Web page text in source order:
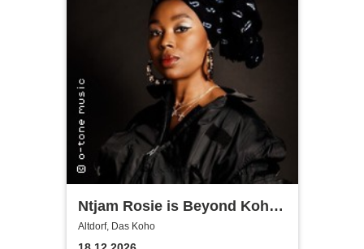
Ntjam Rosie is Beyond Koho
Altdorf
Altdorf, Das Koho